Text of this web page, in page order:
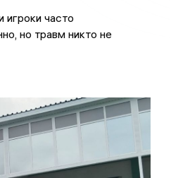
часто
но травм никто не